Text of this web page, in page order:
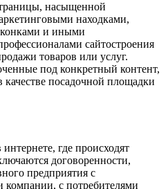
насыщенной
находками,
и иными
сайтостроения
товаров или услуг.
под конкретный контент,
посадочной площадки
где происходят
договоренности,
предприятия с
с потребителями